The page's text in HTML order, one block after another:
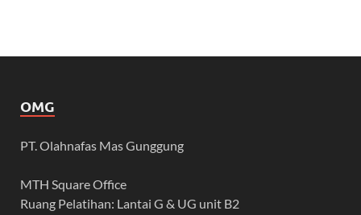
OMG
PT. Olahnafas Mas Gunggung
MTH Square Office
Ruang Pelatihan: Lantai G & UG unit B2